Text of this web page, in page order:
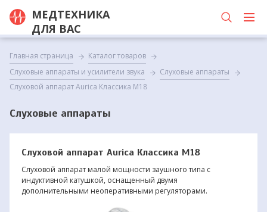
МЕДТЕХНИКА
ДЛЯ ВАС
Главная страница
Каталог товаров
Слуховые аппараты и усилители звука
Слуховые аппараты
Слуховой аппарат Aurica Классика М18
Слуховые аппараты
Слуховой аппарат Aurica Классика М18
Слуховой аппарат малой мощности заушного типа с
индуктивной катушкой, оснащенный двумя
дополнительными неоперативными регуляторами.